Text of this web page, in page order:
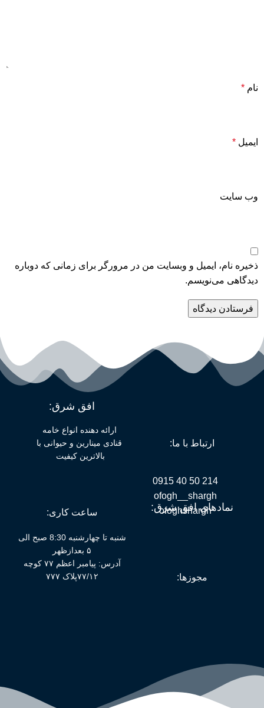
نام *
ایمیل *
وب‌ سایت
ذخیره نام، ایمیل و وبسایت من در مرورگر برای زمانی که دوباره
دیدگاهی می‌نویسم.
ارتباط با ما:
214 50 40 0915
ofogh__shargh
ofoghshargh
افق شرق:
ارائه دهنده انواع خامه
قنادی مینارین و حیوانی با
بالاترین کیفیت
نمادهای افق شرق: ساعت کاری:
شنبه تا چهارشنبه 8:30 صبح الی
۵ بعدازظهر
آدرس: پیامبر اعظم ۷۷ کوچه
۷۷/۱۲پلاک ۷۷۷
مجوزها: